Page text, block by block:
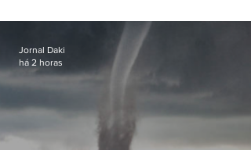
Jornal Daki
há 2 horas